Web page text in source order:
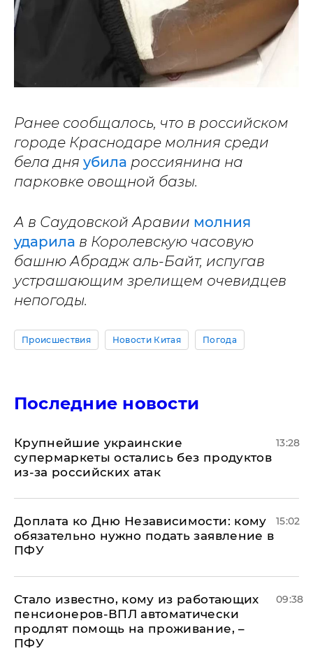
Ранее сообщалось, что в российском
городе Краснодаре молния среди
бела дня убила россиянина на
парковке овощной базы.
А в Саудовской Аравии молния
ударила в Королевскую часовую
башню Абрадж аль-Байт, испугав
устрашающим зрелищем очевидцев
непогоды.
Происшествия Новости Китая Погода
Последние новости
Крупнейшие украинские
супермаркеты остались без продуктов
из-за российских атак
13:28
Доплата ко Дню Независимости: кому
обязательно нужно подать заявление в
ПФУ
15:02
Стало известно, кому из работающих
пенсионеров-ВПЛ автоматически
продлят помощь на проживание, –
ПФУ
09:38